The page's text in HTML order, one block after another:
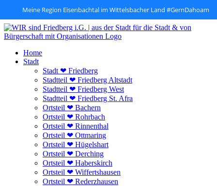
Meine Region Eisenbachtal im Wittelsbacher Land #GernDahoam
Zum
Inhalt
Home
Stadt
Stadt ❤ Friedberg
Stadtteil ❤ Friedberg Altstadt
Stadtteil ❤ Friedberg West
Stadtteil ❤ Friedberg St. Afra
Ortsteil ❤ Bachern
Ortsteil ❤ Rohrbach
Ortsteil ❤ Rinnenthal
Ortsteil ❤ Ottmaring
Ortsteil ❤ Hügelshart
Ortsteil ❤ Derching
Ortsteil ❤ Haberskirch
Ortsteil ❤ Wiffertshausen
Ortsteil ❤ Rederzhausen